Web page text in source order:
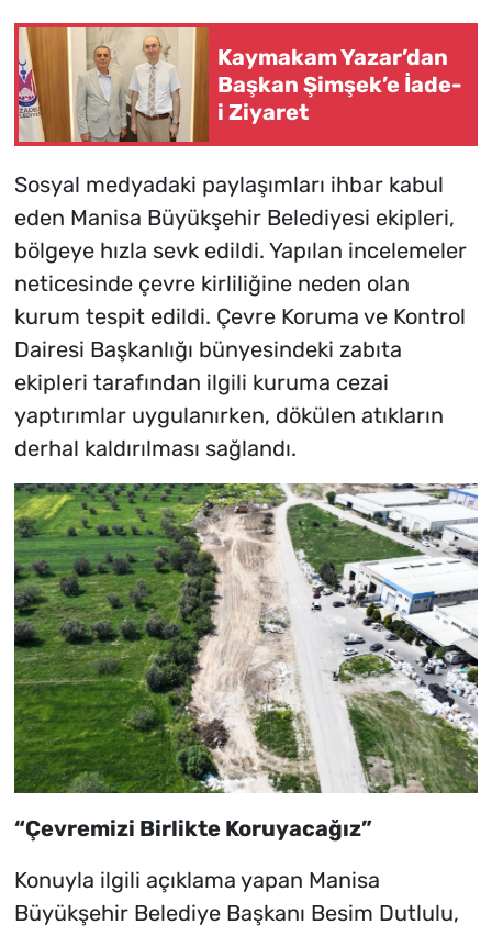
Kaymakam Yazar’dan
Başkan Şimşek’e İade-
i Ziyaret
Sosyal medyadaki paylaşımları ihbar kabul
eden Manisa Büyükşehir Belediyesi ekipleri,
bölgeye hızla sevk edildi. Yapılan incelemeler
neticesinde çevre kirliliğine neden olan
kurum tespit edildi. Çevre Koruma ve Kontrol
Dairesi Başkanlığı bünyesindeki zabıta
ekipleri tarafından ilgili kuruma cezai
yaptırımlar uygulanırken, dökülen atıkların
derhal kaldırılması sağlandı.
“Çevremizi Birlikte Koruyacağız”
Konuyla ilgili açıklama yapan Manisa
Büyükşehir Belediye Başkanı Besim Dutlulu,